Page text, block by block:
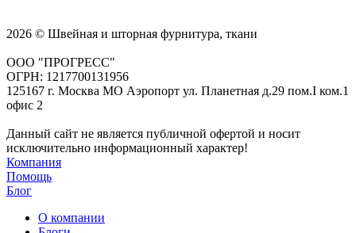
2026 © Швейная и шторная фурнитура, ткани
ООО "ПРОГРЕСС"
ОГРН: 1217700131956
125167 г. Москва МО Аэропорт ул. Планетная д.29 пом.I ком.1
офис 2
Данный сайт не является публичной офертой и носит
исключительно информационный характер!
Компания
Помощь
Блог
О компании